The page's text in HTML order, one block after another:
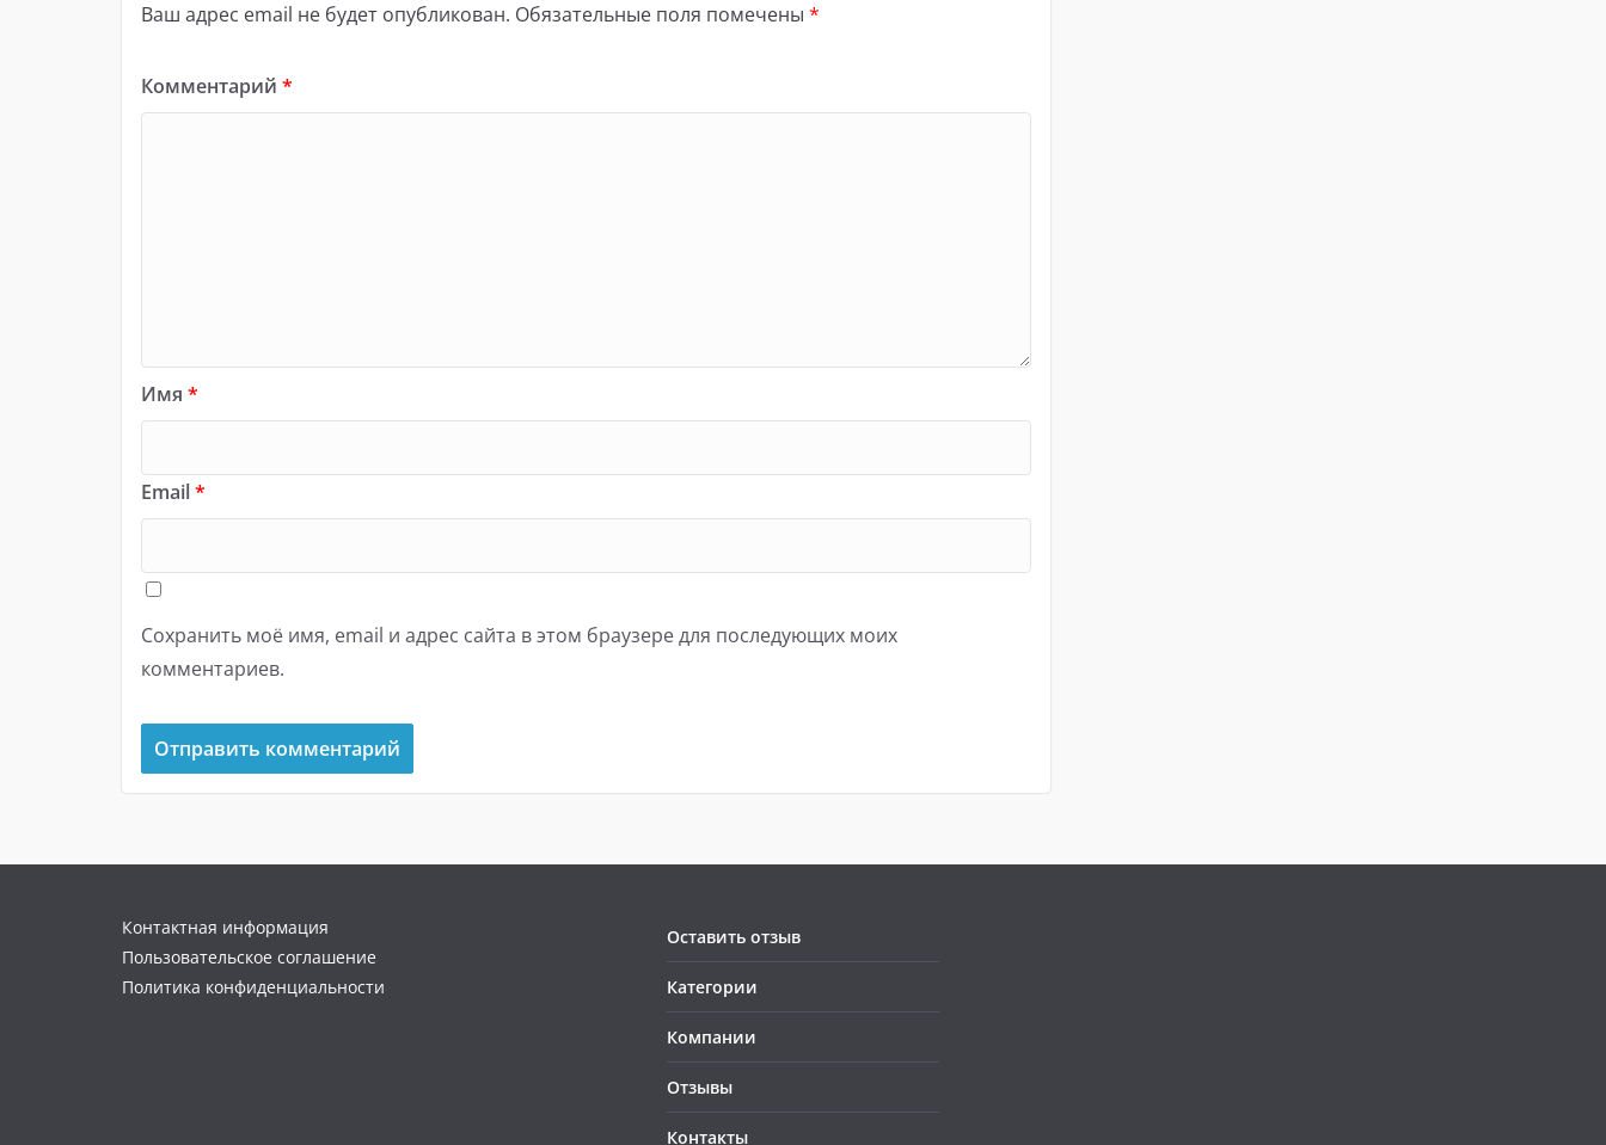
Ваш адрес email не будет опубликован. Обязательные поля помечены *
Комментарий *
Имя *
Email*
Сохранить моё имя, email и адрес сайта в этом браузере для последующих моих
комментариев.
Контактная информация
Пользовательское соглашение
Политика конфиденциальности
Оставить отзыв
Категории
Компании
Отзывы
Контакты